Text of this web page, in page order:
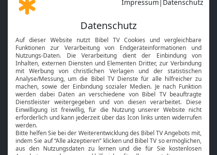
Gott und Bibel erklärt
Neuigkeiten
Mobile App
Smart TV
HbbTV
Bibelthek Online-Bibel
Nächster Gottesdienst
Bibel TV
Über uns
Jobs
Service
Kontakt
TV-Empfang